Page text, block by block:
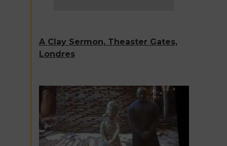
A Clay Sermon, Theaster Gates,
Londres